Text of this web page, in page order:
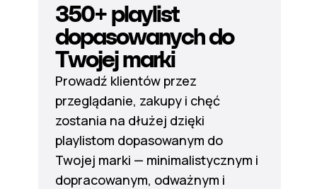
350+ playlist
dopasowanych do
Twojej marki
Prowadź klientów przez
przeglądanie, zakupy i chęć
zostania na dłużej dzięki
playlistom dopasowanym do
Twojej marki — minimalistycznym i
dopracowanym, odważnym i